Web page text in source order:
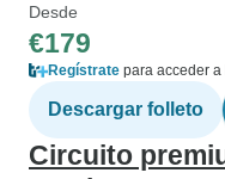
Desde
€179
Regístrate para acceder
Descargar folleto
Circuito